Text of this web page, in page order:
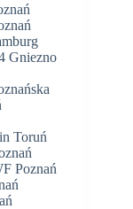
Gniezno
Toruń
Poznań